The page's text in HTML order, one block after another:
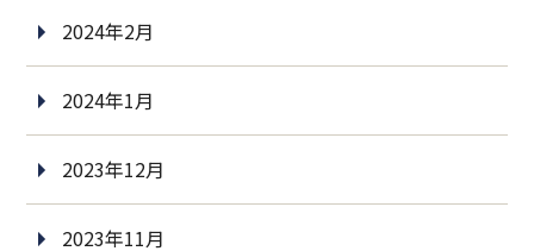
2024年2月
2024年1月
2023年12月
2023年11月